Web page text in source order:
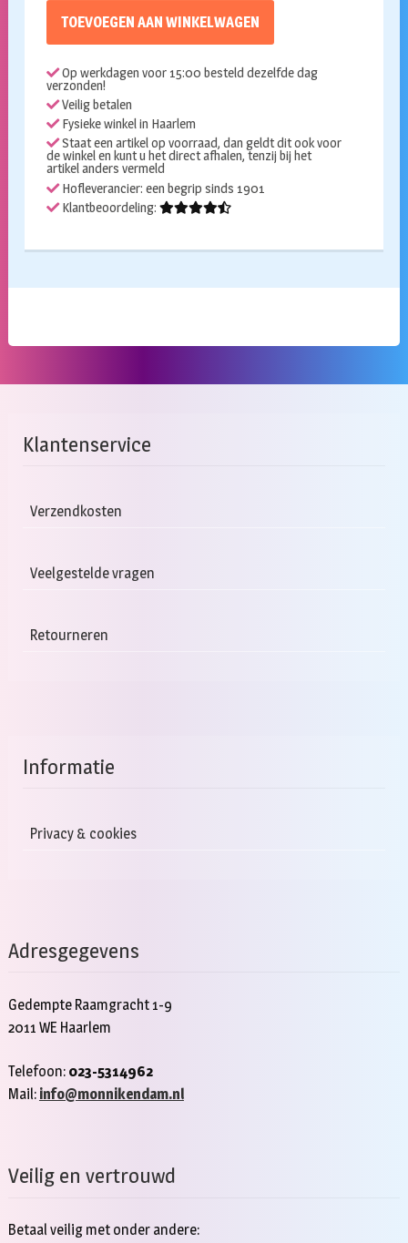
TOEVOEGEN AAN WINKELWAGEN
Op werkdagen voor 15:00 besteld dezelfde dag
verzonden!
Veilig betalen
Fysieke winkel in Haarlem
Staat een artikel op voorraad, dan geldt dit ook voor
de winkel en kunt u het direct afhalen, tenzij bij het
artikel anders vermeld
Hofleverancier: een begrip sinds 1901
Klantbeoordeling:
Klantenservice
Verzendkosten
Veelgestelde vragen
Retourneren
Informatie
Privacy & cookies
Adresgegevens
Gedempte Raamgracht 1-9
2011 WE Haarlem
Telefoon: 023-5314962
Mail: info@monnikendam.nl
Veilig en vertrouwd
Betaal veilig met onder andere: